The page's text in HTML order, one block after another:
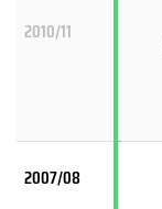
2010/11
2007/08